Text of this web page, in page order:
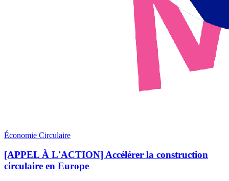
Économie Circulaire
[APPEL À L'ACTION] Accélérer la construction
circulaire en Europe